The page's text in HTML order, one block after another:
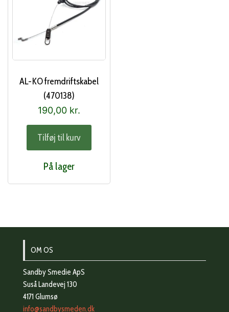
AL-KO fremdriftskabel
(470138)
190,00 kr.
Tilføj til kurv
På lager
OM OS
Sandby Smedie ApS
Suså Landevej 130
4171 Glumsø
info@sandbysmeden.dk